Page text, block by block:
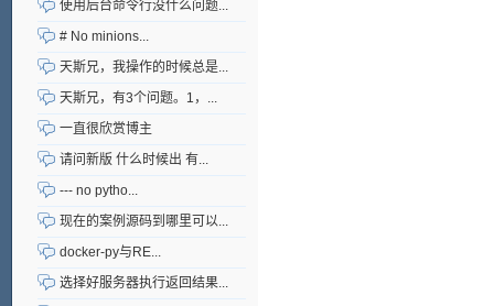
使用后台命令行没什么问题...
# No minions...
天斯兄，我操作的时候总是...
天斯兄，有3个问题。1，...
一直很欣赏博主
请问新版 什么时候出 有...
--- no pytho...
现在的案例源码到哪里可以...
docker-py与RE...
选择好服务器执行返回结果...